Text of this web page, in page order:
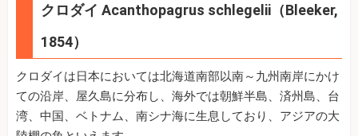
クロダイ Acanthopagrus schlegelii（Bleeker,
1854）
クロダイは日本においては北海道南部以南～九州南岸にかけ
ての沿岸、屋久島に分布し、海外では朝鮮半島、済州島、台
湾、中国、ベトナム、南シナ海に生息しており、アジアの大